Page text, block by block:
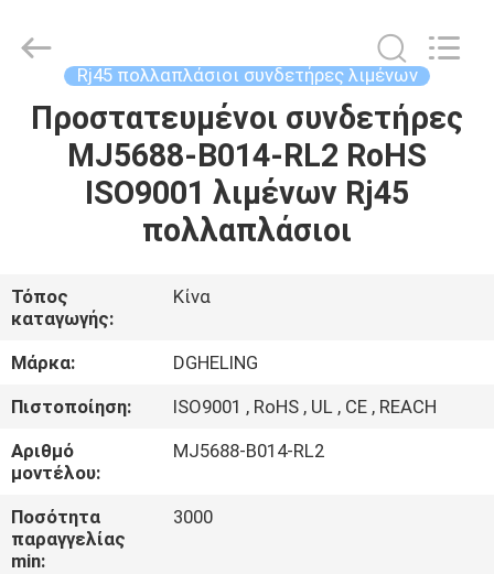
ΣΠΊΤΙ
ΠΡΟΪΌΝΤΑ
ΕΜΕΊΣ
ΓΎΡΟΣ
ΕΡΓΟΣΤΑΣΊΩΝ
ΠΟΙΟΤΙΚΌΣ
ΈΛΕΓΧΟΣ
Rights
Rj45 πολλαπλάσιοι συνδετήρες λιμένων
Προστατευμένοι συνδετήρες
MJ5688-B014-RL2 RoHS
ISO9001 λιμένων Rj45
πολλαπλάσιοι
Τόπος
καταγωγής:
Κίνα
Μάρκα:
DGHELING
Πιστοποίηση:
ISO9001 , RoHS , UL , CE , REACH
Αριθμό
μοντέλου:
MJ5688-B014-RL2
Ποσότητα
παραγγελίας
min:
3000